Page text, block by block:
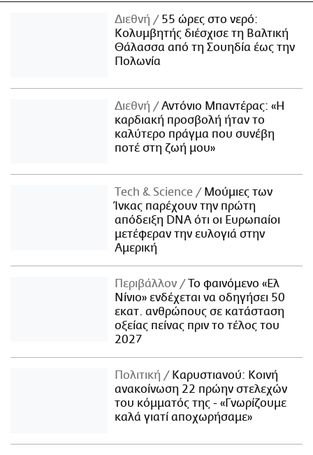
Διεθνή
55 ώρες στο νερό:
Κολυμβητής διέσχισε τη Βαλτική
Θάλασσα από τη Σουηδία έως την
Πολωνία
Διεθνή
Αντόνιο Μπαντέρας: «Η
καρδιακή προσβολή ήταν το
καλύτερο πράγμα που συνέβη
ποτέ στη ζωή μου»
Τech & Science
Μούμιες των
Ίνκας παρέχουν την πρώτη
απόδειξη DNA ότι οι Ευρωπαίοι
μετέφεραν την ευλογιά στην
Αμερική
Περιβάλλον
Το φαινόμενο «Ελ
Νίνιο» ενδέχεται να οδηγήσει 50
εκατ. ανθρώπους σε κατάσταση
οξείας πείνας πριν το τέλος του
2027
Πολιτική
Καρυστιανού: Κοινή
ανακοίνωση 22 πρώην στελεχών
του κόμματός της - «Γνωρίζουμε
καλά γιατί αποχωρήσαμε»